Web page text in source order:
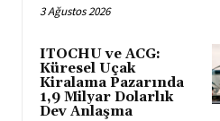
3 Ağustos 2026
ITOCHU ve ACG:
Küresel Uçak
Kiralama Pazarında
1,9 Milyar Dolarlık
Dev Anlaşma